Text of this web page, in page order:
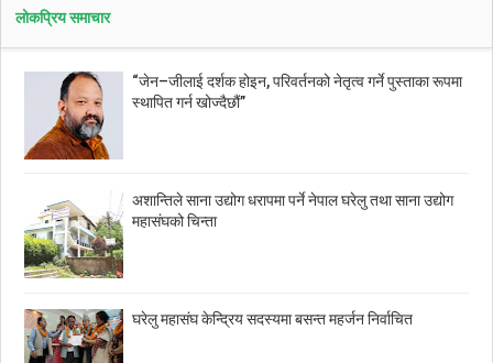
लोकप्रिय समाचार
“जेन–जीलाई दर्शक होइन, परिवर्तनको नेतृत्व गर्ने पुस्ताका रूपमा
स्थापित गर्न खोज्दैछौं”
अशान्तिले साना उद्योग धरापमा पर्ने नेपाल घरेलु तथा साना उद्योग
महासंघको चिन्ता
घरेलु महासंघ केन्द्रिय सदस्यमा बसन्त महर्जन निर्वाचित